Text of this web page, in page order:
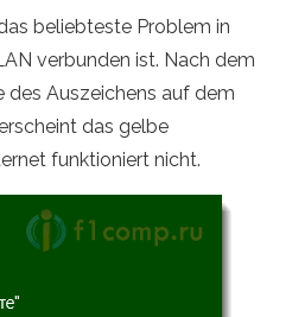
beliebteste Problem in
verbunden ist. Nach dem
des Auszeichens auf dem
das gelbe
funktioniert nicht.